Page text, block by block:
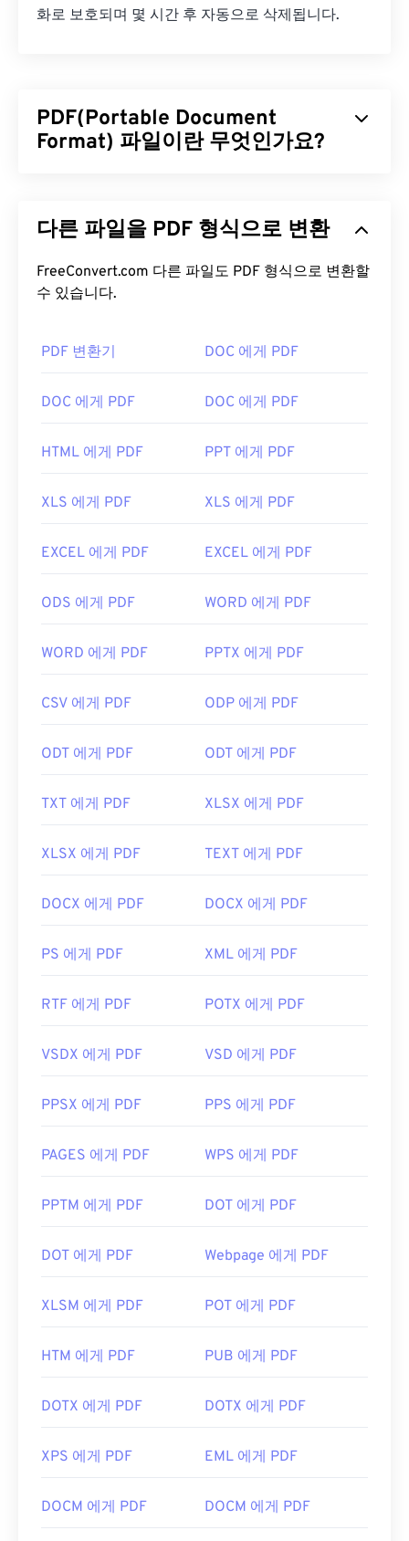
화로 보호되며 몇 시간 후 자동으로 삭제됩니다.
PDF(Portable Document
Format) 파일이란 무엇인가요?
로, 오늘날 가장 널리 사용되는 파일 형식 중 하나입
그대로 유지할 수 있기 때문입니다. PDF 파일은 어떤
기기나 운영 체제에서든 항상 동일하게 표시됩니다.
PDF 파일을 어떻게 여나요?
Adobe Acrobat Reader를
사용합니다. Adobe는
연 가장인기 있는 무료 PDF 리더입니다. 사용하기
는 전혀 어렵지 않지만, 제 생각에는 불필요하거나 원
프로그램입니다.
PDF 파일을 자동으로 열 수 있습니다. 추가 기능이나
도 있지만, 온라인에서 PDF 링크를 클릭하면 자동으
기능을 원하신다면
SumatraPDF 나MuPDF를
개발자: ISO
유용한 링크:
https://en.wikipedia.org/wiki/휴대용_문서_포맷
adobe/about-adobe-pdf.html
다른 파일을 PDF 형식으로 변환
FreeConvert.com 다른 파일도 PDF 형식으로 변환할
수 있습니다.
PDF 변환기 DOC 에게 PDF
DOC 에게 PDF DOC 에게 PDF
HTML 에게 PDF PPT 에게 PDF
XLS 에게 PDF XLS 에게 PDF
EXCEL 에게 PDF EXCEL 에게 PDF
ODS 에게 PDF WORD 에게 PDF
WORD 에게 PDF PPTX 에게 PDF
CSV 에게 PDF ODP 에게 PDF
ODT 에게 PDF ODT 에게 PDF
TXT 에게 PDF XLSX 에게 PDF
XLSX 에게 PDF TEXT 에게 PDF
DOCX 에게 PDF DOCX 에게 PDF
PS 에게 PDF XML 에게 PDF
RTF 에게 PDF POTX 에게 PDF
VSDX 에게 PDF VSD 에게 PDF
PPSX 에게 PDF PPS 에게 PDF
PAGES 에게 PDF WPS 에게 PDF
PPTM 에게 PDF DOT 에게 PDF
DOT 에게 PDF Webpage 에게 PDF
XLSM 에게 PDF POT 에게 PDF
HTM 에게 PDF PUB 에게 PDF
DOTX 에게 PDF DOTX 에게 PDF
XPS 에게 PDF EML 에게 PDF
DOCM 에게 PDF DOCM 에게 PDF